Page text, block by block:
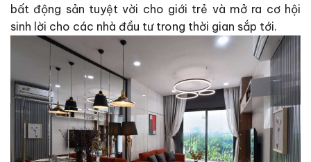
bất động sản tuyệt vời cho giới trẻ và mở ra cơ hội
sinh lời cho các nhà đầu tư trong thời gian sắp tới.